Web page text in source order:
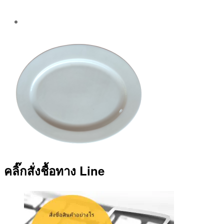
คลิ๊กสั่งชื้อทาง Line